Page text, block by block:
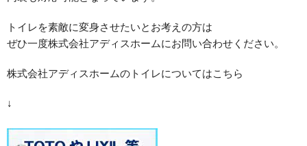
トイレを素敵に変身させたいとお考えの方は
ぜひ一度株式会社アディスホームにお問い合わせください。
株式会社アディスホームのトイレについてはこちら
↓